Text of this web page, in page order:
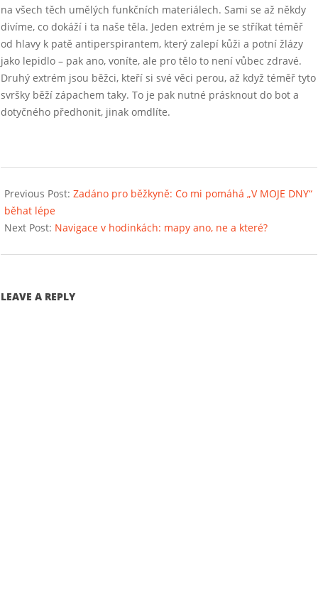
na všech těch umělých funkčních materiálech. Sami se až někdy
divíme, co dokáží i ta naše těla. Jeden extrém je se stříkat téměř
od hlavy k patě antiperspirantem, který zalepí kůži a potní žlázy
jako lepidlo – pak ano, voníte, ale pro tělo to není vůbec zdravé.
Druhý extrém jsou běžci, kteří si své věci perou, až když téměř tyto
svršky běží zápachem taky. To je pak nutné prásknout do bot a
dotyčného předhonit, jinak omdlíte.
04-
21
Previous Post: Zadáno pro běžkyně: Co mi pomáhá „V MOJE DNY“
běhat lépe
Next Post: Navigace v hodinkách: mapy ano, ne a které?
LEAVE A REPLY